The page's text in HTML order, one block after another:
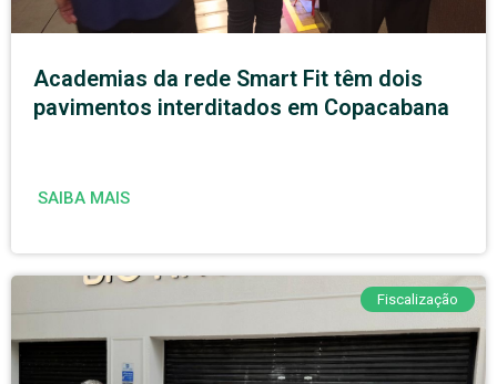
Academias da rede Smart Fit têm dois
pavimentos interditados em Copacabana
SAIBA MAIS
Fiscalização